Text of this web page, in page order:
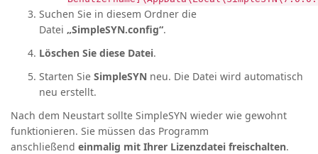
Suchen Sie in diesem Ordner die
Datei „SimpleSYN.config“.
Löschen Sie diese Datei.
Starten Sie SimpleSYN neu. Die Datei wird automatisch
neu erstellt.
Nach dem Neustart sollte SimpleSYN wieder wie gewohnt
funktionieren. Sie müssen das Programm
anschließend einmalig mit Ihrer Lizenzdatei freischalten.